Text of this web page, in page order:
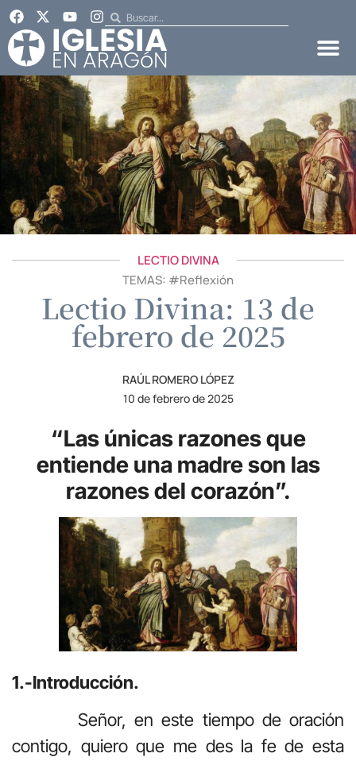
LECTIO DIVINA
TEMAS: #Reflexión
Lectio Divina: 13 de
febrero de 2025
RAÚL ROMERO LÓPEZ
10 de febrero de 2025
“Las únicas razones que
entiende una madre son las
razones del corazón”.
1.-Introducción.
Señor, en este tiempo de oración
contigo, quiero que me des la fe de esta